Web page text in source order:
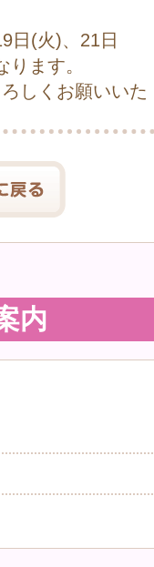
日(火)、21日
ます。
しくお願いいた
内